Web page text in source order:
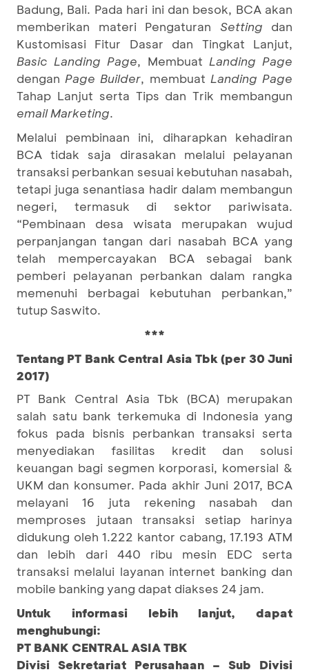
Badung, Bali. Pada hari ini dan besok, BCA akan
memberikan materi Pengaturan Setting dan
Kustomisasi Fitur Dasar dan Tingkat Lanjut,
Basic Landing Page, Membuat Landing Page
dengan Page Builder, membuat Landing Page
Tahap Lanjut serta Tips dan Trik membangun
email Marketing.
Melalui pembinaan ini, diharapkan kehadiran
BCA tidak saja dirasakan melalui pelayanan
transaksi perbankan sesuai kebutuhan nasabah,
tetapi juga senantiasa hadir dalam membangun
negeri, termasuk di sektor pariwisata.
“Pembinaan desa wisata merupakan wujud
perpanjangan tangan dari nasabah BCA yang
telah mempercayakan BCA sebagai bank
pemberi pelayanan perbankan dalam rangka
memenuhi berbagai kebutuhan perbankan,”
tutup Saswito.
***
Tentang PT Bank Central Asia Tbk (per 30 Juni
2017)
PT Bank Central Asia Tbk (BCA) merupakan
salah satu bank terkemuka di Indonesia yang
fokus pada bisnis perbankan transaksi serta
menyediakan fasilitas kredit dan solusi
keuangan bagi segmen korporasi, komersial &
UKM dan konsumer. Pada akhir Juni 2017, BCA
melayani 16 juta rekening nasabah dan
memproses jutaan transaksi setiap harinya
didukung oleh 1.222 kantor cabang, 17.193 ATM
dan lebih dari 440 ribu mesin EDC serta
transaksi melalui layanan internet banking dan
mobile banking yang dapat diakses 24 jam.
Untuk informasi lebih lanjut, dapat
menghubungi:
PT BANK CENTRAL ASIA TBK
Divisi Sekretariat Perusahaan – Sub Divisi